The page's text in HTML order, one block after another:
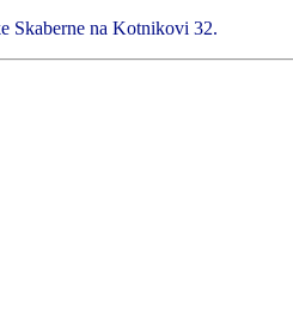
Skaberne na Kotnikovi 32.